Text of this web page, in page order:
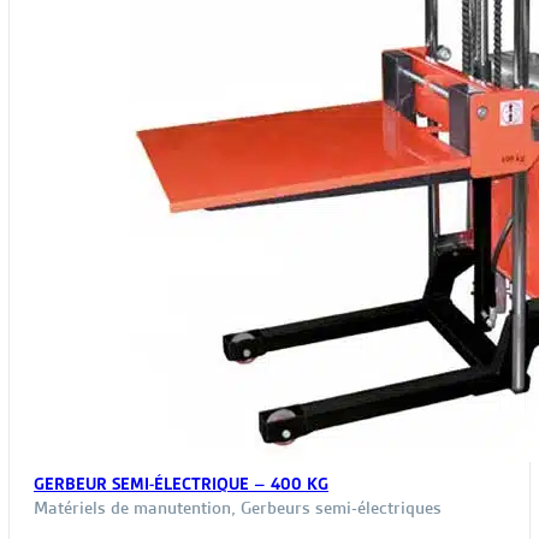
GERBEUR SEMI-ÉLECTRIQUE – 400 KG
Matériels de manutention, Gerbeurs semi-électriques